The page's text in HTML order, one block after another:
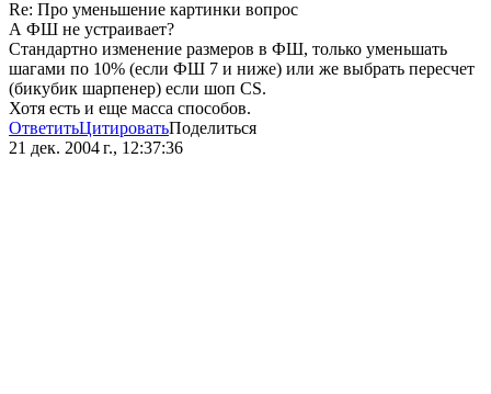
Re: Про уменьшение картинки вопрос
А ФШ не устраивает?
Стандартно изменение размеров в ФШ, только уменьшать
шагами по 10% (если ФШ 7 и ниже) или же выбрать пересчет
(бикубик шарпенер) если шоп CS.
Хотя есть и еще масса способов.
ОтветитьЦитироватьПоделиться
21 дек. 2004 г., 12:37:36